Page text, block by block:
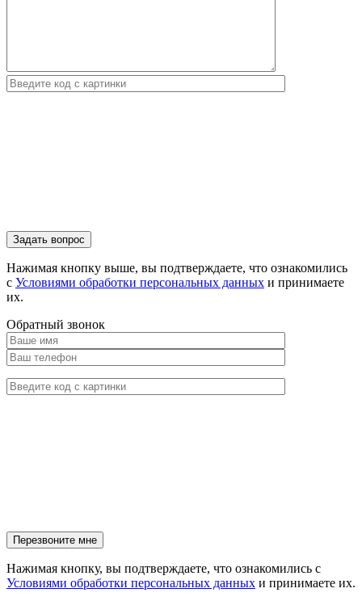
Нажимая кнопку выше, вы подтверждаете, что ознакомились
с Условиями обработки персональных данных и принимаете
их.
Обратный звонок
Нажимая кнопку, вы подтверждаете, что ознакомились с
Условиями обработки персональных данных и принимаете их.